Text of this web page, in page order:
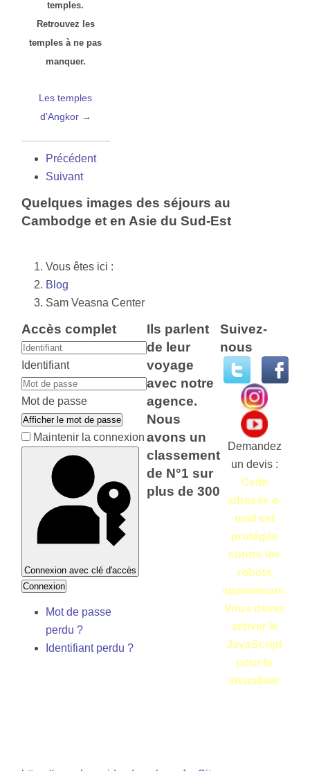
temples.
Retrouvez les
temples à ne pas
manquer.
Les temples
d'Angkor →
Précédent
Suivant
Quelques images des séjours au
Cambodge et en Asie du Sud-Est
Vous êtes ici :
Blog
Sam Veasna Center
Accès complet
Identifiant
Mot de passe
Afficher le mot de passe
Maintenir la connexion
Connexion avec clé d'accès
Connexion
Mot de passe
perdu ?
Identifiant perdu ?
Ils parlent
de leur
voyage
avec notre
agence.
Nous
avons un
classement
de N°1 sur
plus de 300
Suivez-
nous
Demandez
un devis :
Cette
adresse e-
mail est
protégée
contre les
robots
spammeurs.
Vous devez
activer le
JavaScript
pour la
visualiser.